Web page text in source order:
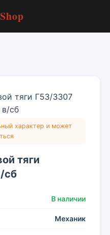
Shop
характер и может
тяги
сб
В наличии
Механик